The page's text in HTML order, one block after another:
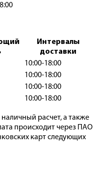
Интервалы
доставки
10:00-18:00
10:00-18:00
10:00-18:00
10:00-18:00
расчет, а также
происходит через ПАО
карт следующих